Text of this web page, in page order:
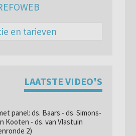
en tarieven
LAATSTE VIDEO'S
panel: ds. Baars - ds. Simons-
Kooten - ds. van Vlastuin
2)